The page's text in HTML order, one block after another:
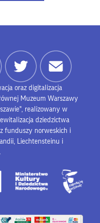
oraz digitalizacja
Muzeum Warszawy
realizowany w
dziedzictwa
funduszy norweskich i
Liechtensteinu i